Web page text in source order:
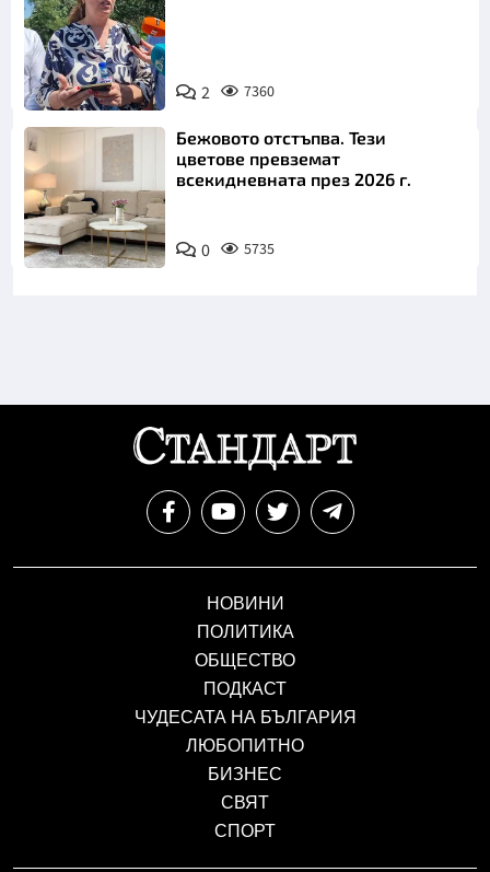
Снимка: БТА 2 7360
Бежовото отстъпва. Тези
цветове превземат
всекидневната през 2026 г.
0 5735
НОВИНИ
ПОЛИТИКА
ОБЩЕСТВО
ПОДКАСТ
ЧУДЕСАТА НА БЪЛГАРИЯ
ЛЮБОПИТНО
БИЗНЕС
СВЯТ
СПОРТ